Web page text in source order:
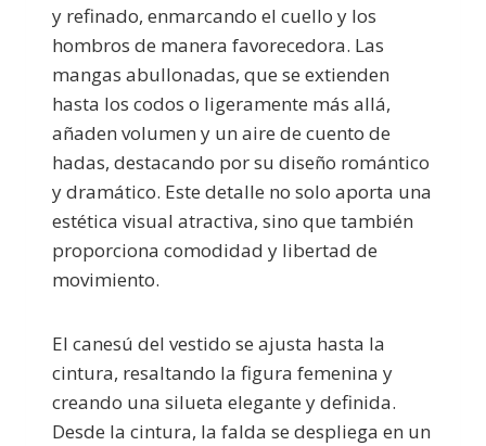
y refinado, enmarcando el cuello y los
hombros de manera favorecedora. Las
mangas abullonadas, que se extienden
hasta los codos o ligeramente más allá,
añaden volumen y un aire de cuento de
hadas, destacando por su diseño romántico
y dramático. Este detalle no solo aporta una
estética visual atractiva, sino que también
proporciona comodidad y libertad de
movimiento.
El canesú del vestido se ajusta hasta la
cintura, resaltando la figura femenina y
creando una silueta elegante y definida.
Desde la cintura, la falda se despliega en un